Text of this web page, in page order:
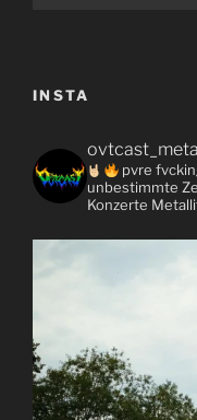
INSTA
pvre
unbestimmte
Konzerte